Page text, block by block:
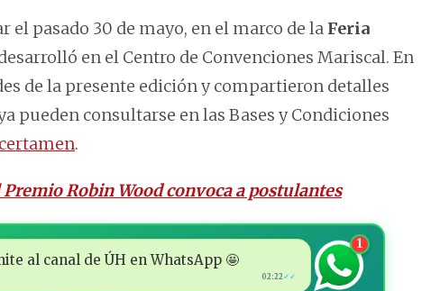
pasado 30 de mayo, en el marco de la Feria
en el Centro de Convenciones Mariscal. En
de la presente edición y compartieron detalles
pueden consultarse en las Bases y Condiciones
.
Robin Wood convoca a postulantes
al canal de ÚH en WhatsApp 🤩
02:22✓✓
1